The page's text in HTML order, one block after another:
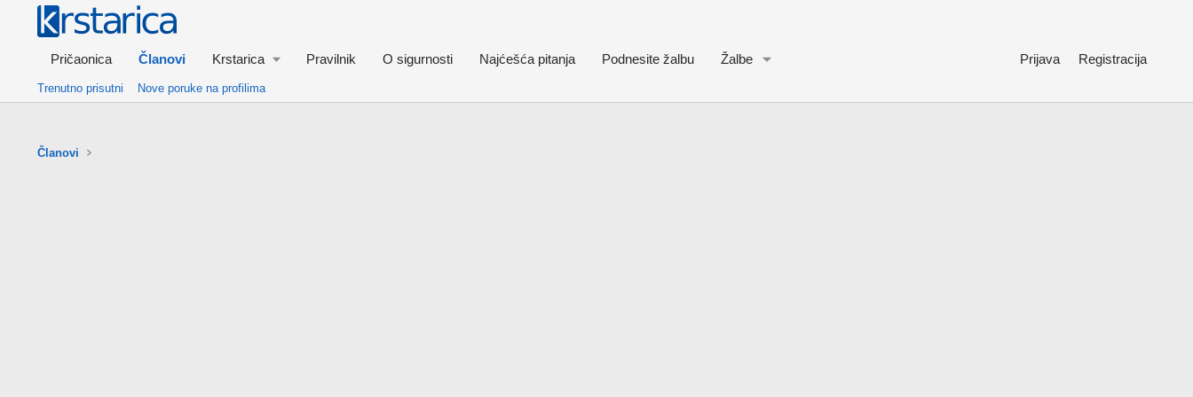
Pričaonica Članovi Krstarica Pravilnik O sigurnosti Najćešća pitanja Podnesite žalbu Žalbe Prijava Registracija
Trenutno prisutni Nove poruke na profilima
Članovi